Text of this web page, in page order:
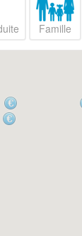
Famille